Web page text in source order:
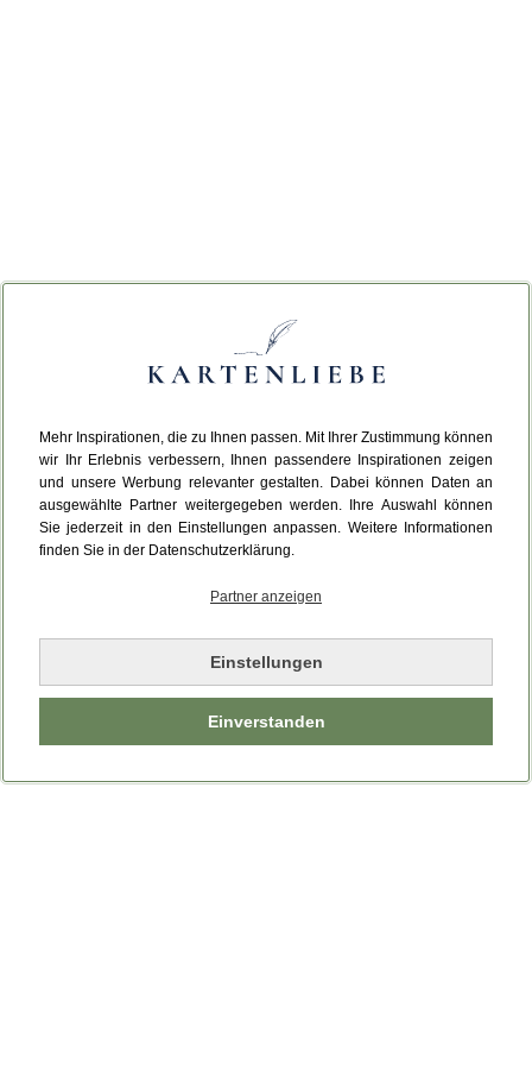
Mehr Inspirationen, die zu Ihnen passen. Mit Ihrer Zustimmung können
wir Ihr Erlebnis verbessern, Ihnen passendere Inspirationen zeigen
und unsere Werbung relevanter gestalten. Dabei können Daten an
ausgewählte Partner weitergegeben werden. Ihre Auswahl können
Sie jederzeit in den Einstellungen anpassen. Weitere Informationen
finden Sie in der Datenschutzerklärung.
Partner anzeigen
Einstellungen
Einverstanden